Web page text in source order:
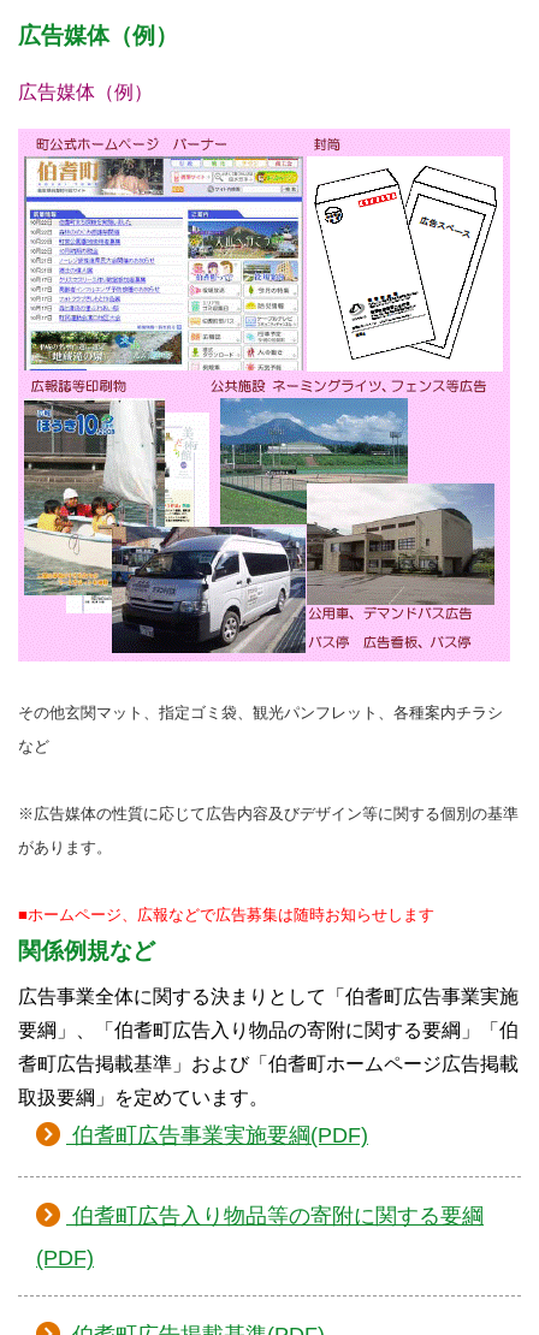
広告媒体（例）
広告媒体（例）
その他玄関マット、指定ゴミ袋、 観光パンフレット、各種案内チラシ
など
※広告媒体の性質に応じて広告内容及びデザイン等に関する個別の基準
があります。
■ホームページ、広報などで広告募集は随時お知らせします
関係例規など
広告事業全体に関する決まりとして「伯耆町広告事業実施
要綱」、「伯耆町広告入り物品の寄附に関する要綱」「伯
耆町広告掲載基準」および「伯耆町ホームページ広告掲載
取扱要綱」を定めています。
伯耆町広告事業実施要綱(PDF)
伯耆町広告入り物品等の寄附に関する要綱
(PDF)